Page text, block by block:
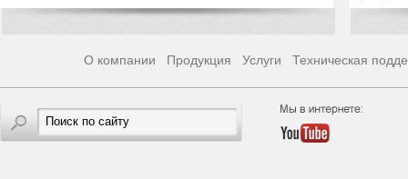
О компании Продукция Услуги Техническая